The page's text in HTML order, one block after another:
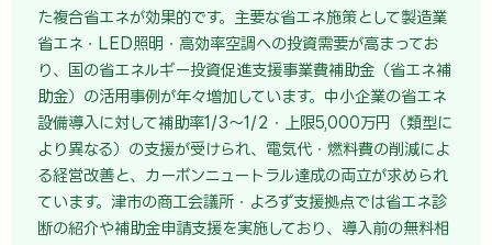
た複合省エネが効果的です。主要な省エネ施策として製造業
省エネ・LED照明・高効率空調への投資需要が高まってお
り、国の省エネルギー投資促進支援事業費補助金（省エネ補
助金）の活用事例が年々増加しています。中小企業の省エネ
設備導入に対して補助率1/3〜1/2・上限5,000万円（類型に
より異なる）の支援が受けられ、電気代・燃料費の削減によ
る経営改善と、カーボンニュートラル達成の両立が求められ
ています。津市の商工会議所・よろず支援拠点では省エネ診
断の紹介や補助金申請支援を実施しており、導入前の無料相